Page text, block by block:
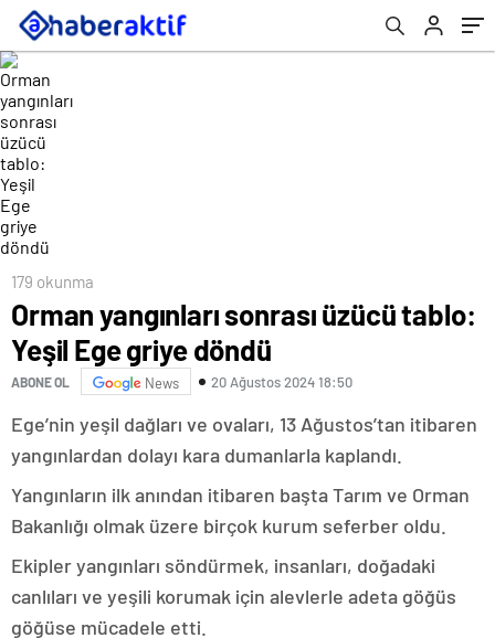
179 okunma
Orman yangınları sonrası üzücü tablo:
Yeşil Ege griye döndü
ABONE OL News 20 Ağustos 2024 18:50
Ege’nin yeşil dağları ve ovaları, 13 Ağustos’tan itibaren
yangınlardan dolayı kara dumanlarla kaplandı.
Yangınların ilk anından itibaren başta Tarım ve Orman
Bakanlığı olmak üzere birçok kurum seferber oldu.
Ekipler yangınları söndürmek, insanları, doğadaki
canlıları ve yeşili korumak için alevlerle adeta göğüs
göğüse mücadele etti.